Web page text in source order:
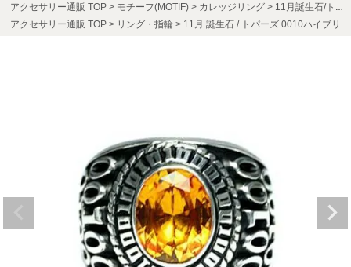
アクセサリー通販 TOP モチーフ(MOTIF) カレッジリング
11月誕生石/トパーズ0010ハイブリッドカレッジリングM/指輪
アクセサリー通販 TOP
リング・指輪 11月 誕生石 / トパーズ 0010ハイブリッド カレッジリング M / 指輪